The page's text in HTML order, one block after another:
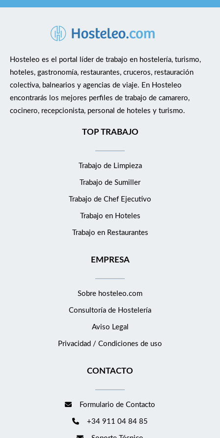
Posibilidades de continuidad en futuras temporadas
Hosteleo es el portal líder de trabajo en hostelería, turismo,
hoteles, gastronomía, restaurantes, cruceros, restauración
colectiva, balnearios y agencias de viaje. En Hosteleo
encontrarás los mejores perfiles de trabajo de camarero,
cocinero, recepcionista, personal de hoteles y turismo.
TOP TRABAJO
Trabajo de Limpieza
Trabajo de Sumiller
Trabajo de Chef Ejecutivo
Trabajo en Hoteles
Trabajo en Restaurantes
EMPRESA
Sobre hosteleo.com
Consultoría de Hostelería
Aviso Legal
Privacidad / Condiciones de uso
CONTACTO
Formulario de Contacto
+34 911 04 84 85